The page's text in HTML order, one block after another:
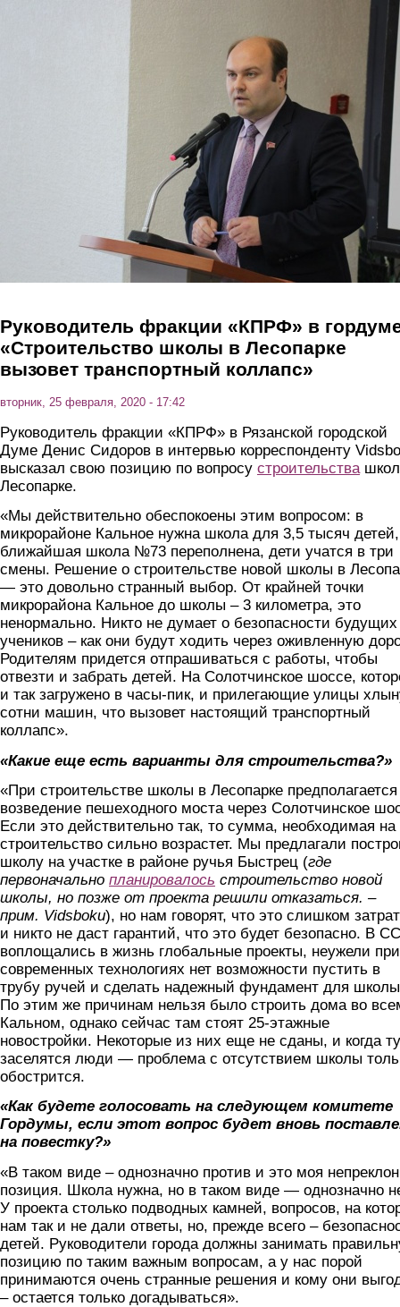
Руководитель фракции «КПРФ» в
«Строительство школы в Лесопарке
вызовет транспортный коллапс»
вторник, 25 февраля, 2020 - 17:42
Руководитель фракции «КПРФ» в Рязанской городской
Думе Денис Сидоров в интервью корреспонденту
высказал свою позицию по вопросу строительства
Лесопарке.
«Мы действительно обеспокоены этим вопросом: в
микрорайоне Кальное нужна школа для 3,5 тысяч детей,
ближайшая школа №73 переполнена, дети учатся в три
смены. Решение о строительстве новой школы в
— это довольно странный выбор. От крайней точки
микрорайона Кальное до школы – 3 километра, это
ненормально. Никто не думает о безопасности будущих
учеников – как они будут ходить через оживленную
Родителям придется отпрашиваться с работы, чтобы
отвезти и забрать детей. На Солотчинское шоссе,
и так загружено в часы-пик, и прилегающие улицы
сотни машин, что вызовет настоящий транспортный
коллапс».
«Какие еще есть варианты для строительства?»
«При строительстве школы в Лесопарке
возведение пешеходного моста через Солотчинское
Если это действительно так, то сумма, необходимая на
строительство сильно возрастет. Мы предлагали
школу на участке в районе ручья Быстрец (где
первоначально планировалось строительство новой
школы, но позже от проекта решили отказаться. –
прим. Vidsboku), но нам говорят, что это слишком
и никто не даст гарантий, что это будет безопасно. В
воплощались в жизнь глобальные проекты, неужели при
современных технологиях нет возможности пустить в
трубу ручей и сделать надежный фундамент для
По этим же причинам нельзя было строить дома во
Кальном, однако сейчас там стоят 25-этажные
новостройки. Некоторые из них еще не сданы, и когда
заселятся люди — проблема с отсутствием школы
обострится.
«Как будете голосовать на следующем комитете
Гордумы, если этот вопрос будет вновь
на повестку?»
«В таком виде – однозначно против и это моя
позиция. Школа нужна, но в таком виде — однозначно
У проекта столько подводных камней, вопросов, на
нам так и не дали ответы, но, прежде всего –
детей. Руководители города должны занимать
позицию по таким важным вопросам, а у нас порой
принимаются очень странные решения и кому они
– остается только догадываться».